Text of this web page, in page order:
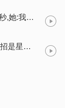
王者荣耀:震惊全王者!周瑜:我8秒,玄策:我2秒,她:我没有…
王者荣耀:会躲诸葛大招是黄金,会躲宫本大招是星耀,能躲他大招的保底50星水平!